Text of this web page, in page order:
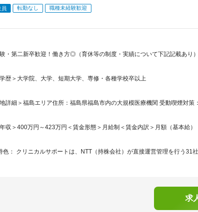
員 転勤なし 職種未経験歓迎
験・第二新卒歓迎！働き方◎（育休等の制度・実績について下記記載あり
歴＞大学院、大学、短期大学、専修・各種学校卒以上
詳細＞福島エリア住所：福島県福島市内の大規模医療機関 受動喫煙対策
収＞400万円～423万円＜賃金形態＞月給制＜賃金内訳＞月額（基本給）
色： クリニカルサポートは、NTT（持株会社）が直接運営管理を行う31
求